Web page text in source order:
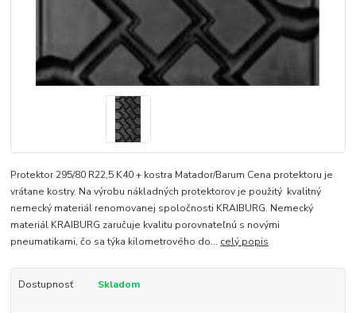
Protektor 295/80 R22,5 K40 + kostra Matador/Barum Cena protektoru je
vrátane kostry. Na výrobu nákladných protektorov je použitý kvalitný
nemecký materiál renomovanej spoločnosti KRAIBURG. Nemecký
materiál KRAIBURG zaručuje kvalitu porovnateľnú s novými
pneumatikami, čo sa týka kilometrového do... celý popis
Dostupnosť Skladom